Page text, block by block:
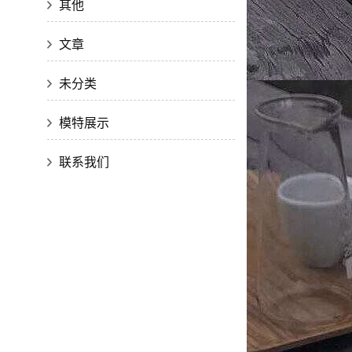
其他
文章
未分类
模特展示
联系我们